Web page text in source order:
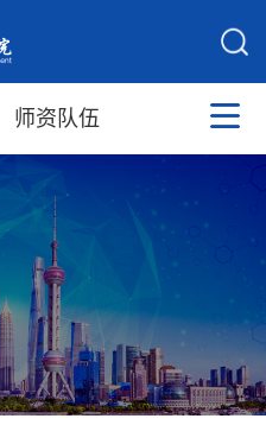
师资队伍